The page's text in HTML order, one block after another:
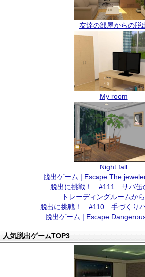
友達の部屋からの脱
My room
Night fall
脱出ゲーム | Escape The
脱出に挑戦！ #111 サバ缶
トレーディングルームか
脱出に挑戦！ #110 手づくりパ
脱出ゲーム | Escape
人気脱出ゲームTOP3